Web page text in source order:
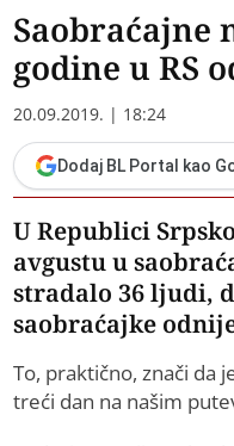
Saobraćajne
godine u RS
20.09.2019. | 18:24
Dodaj BL Portal kao
U Republici
avgustu u
stradalo 36 ljudi,
saobraćajke
To, praktično, znači da
treći dan na našim